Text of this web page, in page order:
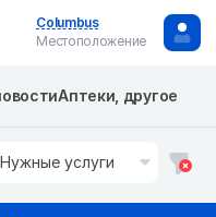
Columbus
Местоположение
Аптеки, другое
Нужные услуги